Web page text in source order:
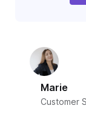
Marie
Customer